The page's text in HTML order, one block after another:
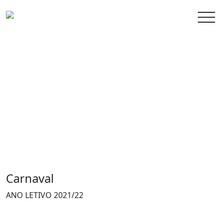
Carnaval
ANO LETIVO 2021/22